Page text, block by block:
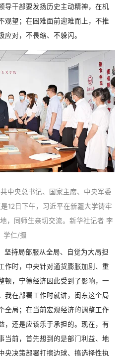
导干部要发扬历史主动精神，在机
观望；在困难面前迎难而上，不推
应对，不畏缩、不躲闪。
中央总书记、国家主席、中央军委
12日下午，习近平在新疆大学铸牢
，同师生亲切交流。新华社记者 李
学仁/摄
坚持局部服从全局、自觉为大局担
作时，中央针对通货膨胀加剧、重
顿，宁德经济因此受到了影响，一
我在部署工作时就讲，闽东这个局
全局；在当前宏观经济的调整工作
，还是应该乐于承担的。现在，有
当前，首先想到的是部门利益、地
央决策部署打擦边球、搞选择性执